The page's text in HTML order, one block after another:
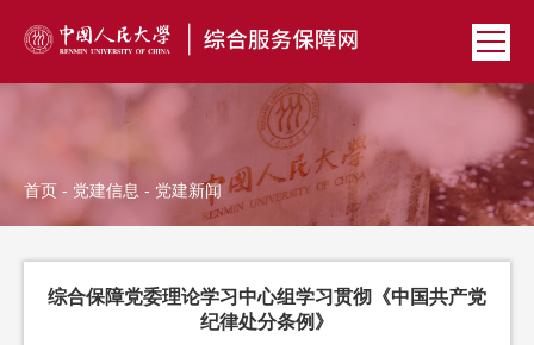
首页 - 党建信息 - 党建新闻
综合保障党委理论学习中心组学习贯彻《中国共产党
纪律处分条例》